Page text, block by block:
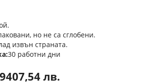
но не са сглобени.
извън страната.
30 работни дни
лв.